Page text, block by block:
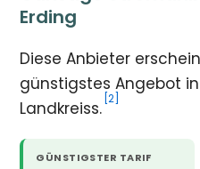
Erding
Diese Anbieter
günstigstes Angebot
Landkreiss. [2]
GÜNSTIGSTER TARIF